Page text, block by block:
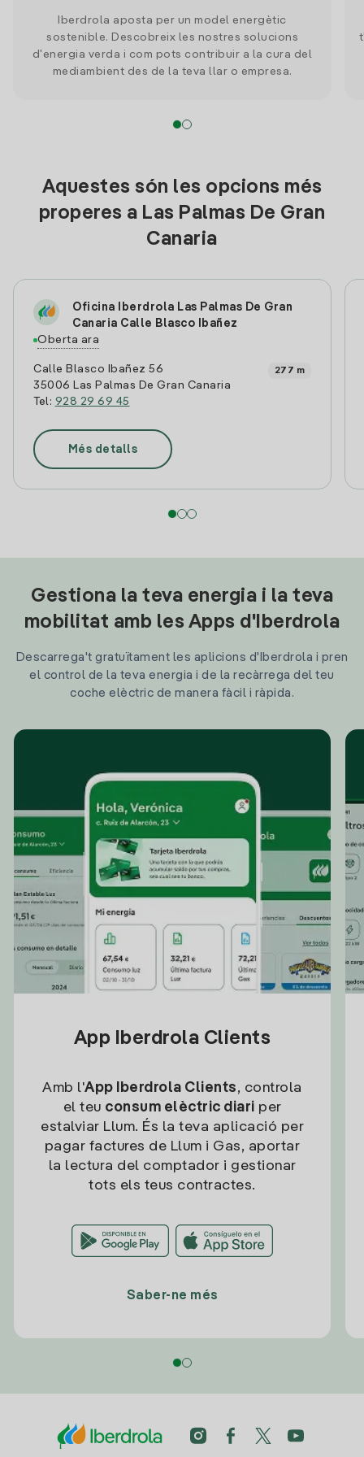
Iberdrola aposta per un model energètic
sostenible. Descobreix les nostres solucions
d'energia verda i com pots contribuir a la cura del
mediambient des de la teva llar o empresa.
Aquestes són les opcions més
properes a Las Palmas De Gran
Canaria
Oficina Iberdrola Las Palmas De Gran
Canaria Calle Blasco Ibañez
Oberta ara
Calle Blasco Ibañez 56
35006 Las Palmas De Gran Canaria
Tel: 928 29 69 45
277 m
Més detalls
Gestiona la teva energia i la teva
mobilitat amb les Apps d'Iberdrola
Descarrega't gratuïtament les aplicions d'Iberdrola i pren
el control de la teva energia i de la recàrrega del teu
coche elèctric de manera fàcil i ràpida.
App Iberdrola Clients
Amb l'App Iberdrola Clients, controla
el teu consum elèctric diari per
estalviar Llum. És la teva aplicació per
pagar factures de Llum i Gas, aportar
la lectura del comptador i gestionar
tots els teus contractes.
Saber-ne més